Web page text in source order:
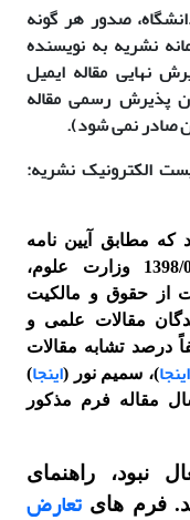
صدور هر گونه
نشریه به نویسنده
نهایی مقاله ایمیل
پذیرش رسمی مقاله
صادر نمی شود).
الکترونیک نشریه:
که مطابق آیین ­نامه
نشریات علمی کشور مصوب 1398/02/02 وزارت علوم،
از حقوق و مالکیت
مقالات علمی و
درصد تشابه مقالات
اینجا)، سمیم نور (اینجا)
مقاله فرم مذکور
نبود، راهنمای
فرم های تعارض